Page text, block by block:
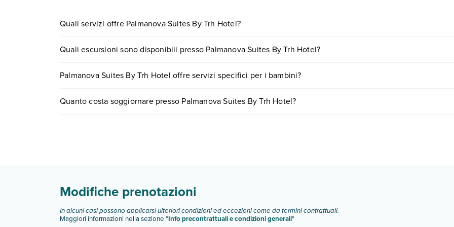
Quali servizi offre Palmanova Suites By Trh Hotel?
Scopri tutti i dettagli nel paragrafo dedicato "Info e descrizione".
Quali escursioni sono disponibili presso Palmanova Suites By Trh Hotel?
numero 0721.17231 oprenotando un appuntamento.
Palmanova Suites By Trh Hotel offre servizi specifici per i bambini?
Scopri maggiori dettagli nel paragrafo dedicato "Info e descrizione".
Quanto costa soggiornare presso Palmanova Suites By Trh Hotel?
Modifiche prenotazioni
In alcuni casi possono applicarsi ulteriori condizioni ed eccezioni come da termini contrattuali.
Maggiori informazioni nella sezione "Info precontrattuali e condizioni generali"